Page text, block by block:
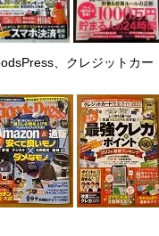
、クレジットカー